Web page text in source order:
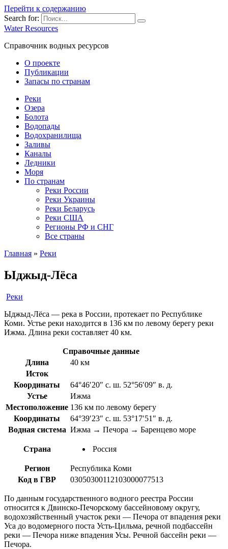
Перейти к содержанию
Search for:
Water Resources
Справочник водных ресурсов
О проекте
Публикации
Запасы по странам
Реки
Озера
Болота
Водопады
Водохранилища
Заливы
Каналы
Ледники
Моря
По странам
Реки России
Реки Украины
Реки Беларусь
Реки США
Регионы РФ и СНГ
Все страны
Главная » Реки
Ыджыд-Лёса
Реки
Ыджыд-Лёса — река в России, протекает по Республике
Коми. Устье реки находится в 136 км по левому берегу реки
Ижма. Длина реки составляет 40 км.
Справочные данные
Длина
40 км
Исток
Координаты
64°46′20″ с. ш. 52°56′09″ в. д.
Устье
Ижма
Местоположение 136 км по левому берегу
Координаты
64°39′23″ с. ш. 53°17′51″ в. д.
Водная система Ижма → Печора → Баренцево море
Страна Россия
Регион
Республика Коми
Код в ГВР
03050300112103000077513
По данным государственного водного реестра России
относится к Двинско-Печорскому бассейновому округу,
водохозяйственный участок реки — Печора от впадения реки
Уса до водомерного поста Усть-Цильма, речной подбассейн
реки — Печора ниже впадения Усы. Речной бассейн реки —
Печора.